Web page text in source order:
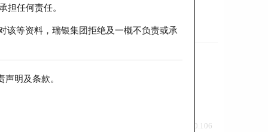
担任何责任。
该等资料，瑞银集团拒绝及一概不负责或承
声明及条款。
0.106